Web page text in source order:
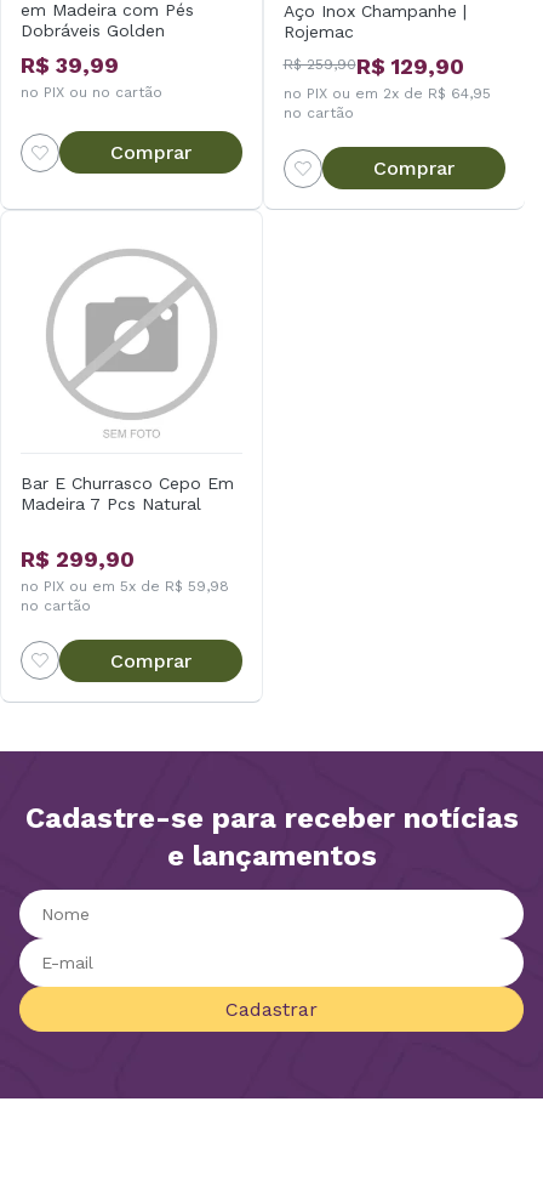
em Madeira com Pés
Dobráveis Golden
R$ 39,99
no PIX ou no cartão
Comprar
Aço Inox Champanhe |
Rojemac
R$ 259,90R$ 129,90
no PIX ou em 2x de R$ 64,95
no cartão
Comprar
Bar E Churrasco Cepo Em
Madeira 7 Pcs Natural
R$ 299,90
no PIX ou em 5x de R$ 59,98
no cartão
Comprar
Cadastre-se para receber notícias
e lançamentos
Cadastrar